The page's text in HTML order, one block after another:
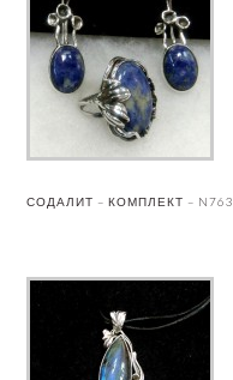
СОДАЛИТ – КОМПЛЕКТ – N763